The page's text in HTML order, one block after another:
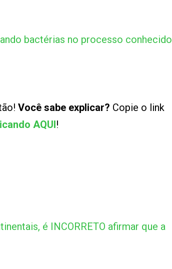
bactérias no processo conhecido
Você sabe explicar? Copie o link
AQUI!
é INCORRETO afirmar que a